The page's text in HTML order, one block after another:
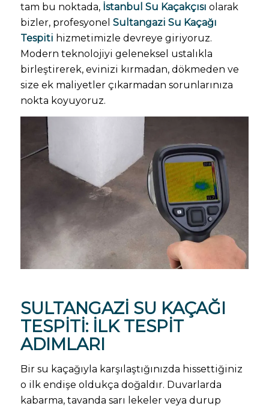
tam bu noktada, İstanbul Su Kaçakçısı olarak
bizler, profesyonel Sultangazi Su Kaçağı
Tespiti hizmetimizle devreye giriyoruz.
Modern teknolojiyi geleneksel ustalıkla
birleştirerek, evinizi kırmadan, dökmeden ve
size ek maliyetler çıkarmadan sorunlarınıza
nokta koyuyoruz.
SULTANGAZI SU KAÇAĞI
TESPITI: İLK TESPIT
ADIMLARI
Bir su kaçağıyla karşılaştığınızda hissettiğiniz
o ilk endişe oldukça doğaldır. Duvarlarda
kabarma, tavanda sarı lekeler veya durup